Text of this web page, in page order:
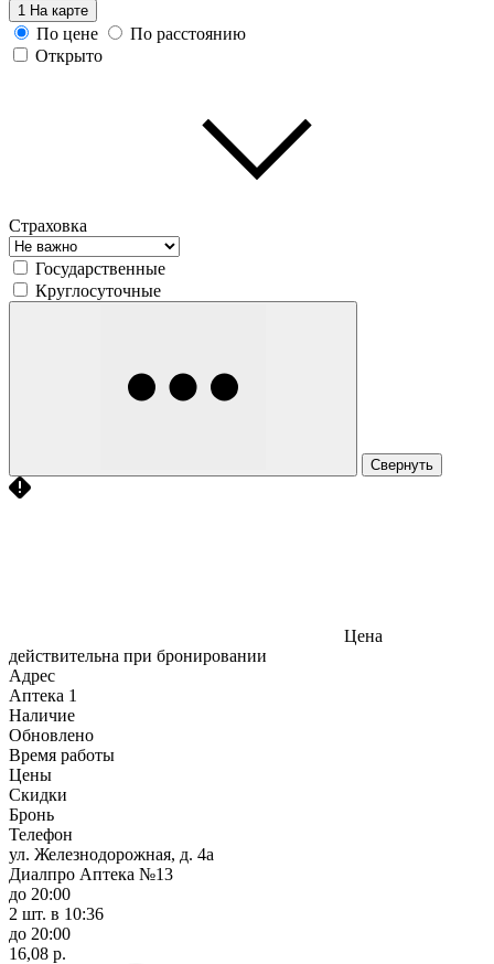
1 На карте
По цене
По расстоянию
Открыто
Страховка
Государственные
Круглосуточные
Свернуть
Цена
действительна при бронировании
Адрес
Аптека 1
Наличие
Обновлено
Время работы
Цены
Скидки
Бронь
Телефон
ул. Железнодорожная, д. 4а
Диалпро Аптека №13
до 20:00
2 шт. в 10:36
до 20:00
16,08 р.